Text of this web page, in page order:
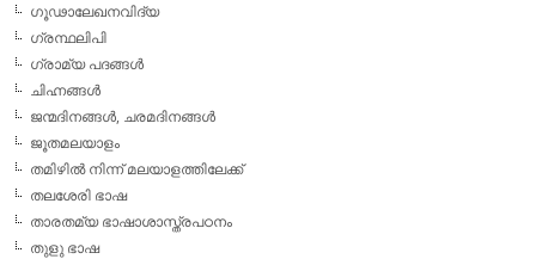
ഗൂഢാലേഖനവിദ്യ
ഗ്രന്ഥലിപി
ഗ്രാമ്യ പദങ്ങള്‍
ചിഹ്നങ്ങള്‍
ജന്മദിനങ്ങള്‍, ചരമദിനങ്ങള്‍
ജൂതമലയാളം
തമിഴില്‍ നിന്ന് മലയാളത്തിലേക്ക്
തലശേരി ഭാഷ
താരതമ്യ ഭാഷാശാസ്ത്രപഠനം
തുളു ഭാഷ